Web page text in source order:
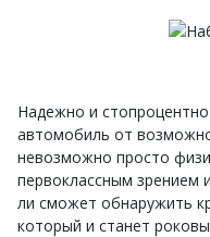
Надежно и
автомобиль от
невозможно просто
первоклассным зрением
ли сможет обнаружить
который и станет